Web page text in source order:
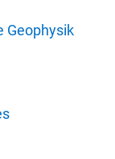
Geophysik